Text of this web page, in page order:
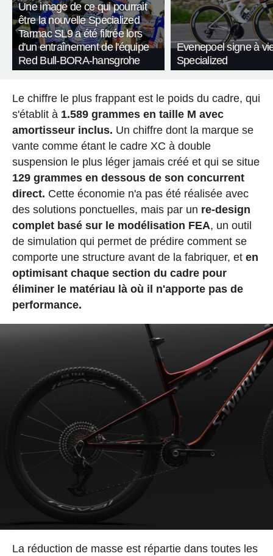
Une image de ce qui pourrait
être la nouvelle Specialized
Tarmac SL9 a été filtrée lors
d'un entraînement de l'équipe
Red Bull-BORA-hansgrohe
Evenepoel signe à
Specialized
Le chiffre le plus frappant est le poids du cadre, qui
s'établit à 1.589 grammes en taille M avec
amortisseur inclus. Un chiffre dont la marque se
vante comme étant le cadre XC à double
suspension le plus léger jamais créé et qui se situe
129 grammes en dessous de son concurrent
direct. Cette économie n'a pas été réalisée avec
des solutions ponctuelles, mais par un re-design
complet basé sur le modélisation FEA, un outil
de simulation qui permet de prédire comment se
comporte une structure avant de la fabriquer, et en
optimisant chaque section du cadre pour
éliminer le matériau là où il n'apporte pas de
performance.
La réduction de masse est répartie dans toutes les